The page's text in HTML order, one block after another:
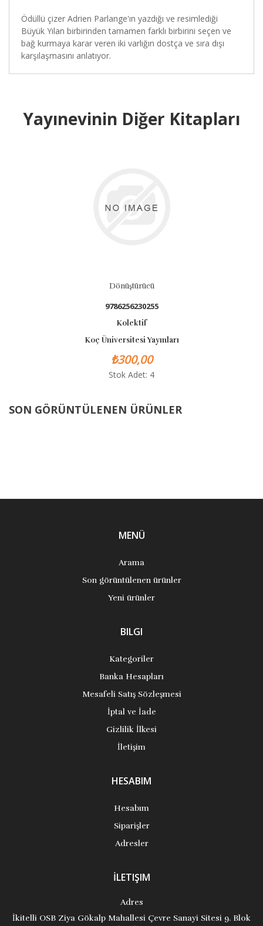
Ödüllü çizer Adrien Parlange'ın yazdığı ve resimlediği
Büyük Yılan birbirinden tamamen farklı birbirini seçen ve
bağ kurmaya karar veren iki varlığın dostça ve sıra dışı
karşılaşmasını anlatıyor.
Yayınevinin Diğer Kitapları
Dönüştürücü
9786256230255
Kolektif
Koç Üniversitesi Yayınları
₺300,00
Stok Adet: 4
SON GÖRÜNTÜLENEN ÜRÜNLER
MENÜ
Arama
Son görüntülenen ürünler
Yeni ürünler
BILGI
Kategoriler
Banka Hesapları
Mesafeli Satış Sözleşmesi
İptal ve İade
Gizlilik İlkesi
İletişim
HESABIM
Hesabım
Siparişler
Adresler
İLETIŞIM
Adres
İkitelli OSB Ziya Gökalp Mahallesi Çevre Sanayi Sitesi 9. Blok